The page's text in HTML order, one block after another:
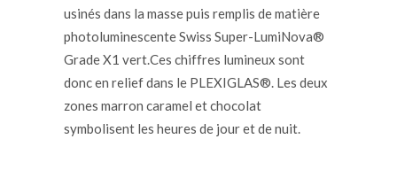
usinés dans la masse puis remplis de matière
photoluminescente Swiss Super-LumiNova®
Grade X1 vert.Ces chiffres lumineux sont
donc en relief dans le PLEXIGLAS®. Les deux
zones marron caramel et chocolat
symbolisent les heures de jour et de nuit.